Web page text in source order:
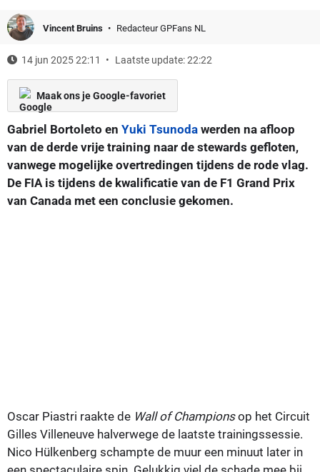
Vincent Bruins Redacteur GPFans NL
14 jun 2025 22:11 Laatste update: 22:22
Maak ons je Google-favoriet
Gabriel Bortoleto en Yuki Tsunoda werden na afloop
van de derde vrije training naar de stewards gefloten,
vanwege mogelijke overtredingen tijdens de rode vlag.
De FIA is tijdens de kwalificatie van de F1 Grand Prix
van Canada met een conclusie gekomen.
Oscar Piastri raakte de Wall of Championsop het Circuit
Gilles Villeneuve halverwege de laatste trainingssessie.
Nico Hülkenberg schampte de muur een minuut later in